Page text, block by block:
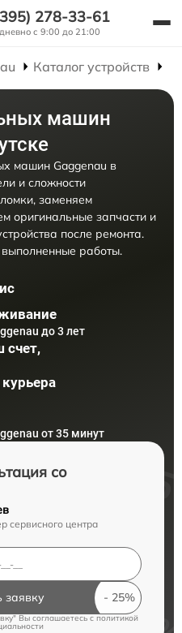
278-33-61
с 9:00 до 21:00
Каталог устройств
машин
машин Gaggenau в
и сложности
заменяем
оригинальные запчасти и
после ремонта.
работы.
до 3 лет
счет,
от 35 минут
со
сервисного центра
заявку
Вы соглашаетесь c политикой